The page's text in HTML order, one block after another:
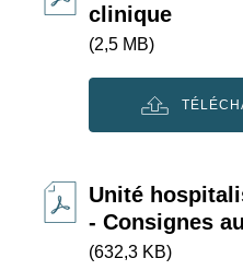
clinique
(2,5 MB)
Unité
- Consignes
(632,3 KB)